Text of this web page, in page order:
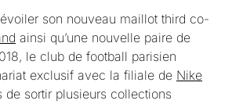
son nouveau maillot third co-
ainsi qu’une nouvelle paire de
le club de football parisien
exclusif avec la filiale de Nike
sortir plusieurs collections